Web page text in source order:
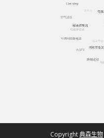
Copyright典森生物